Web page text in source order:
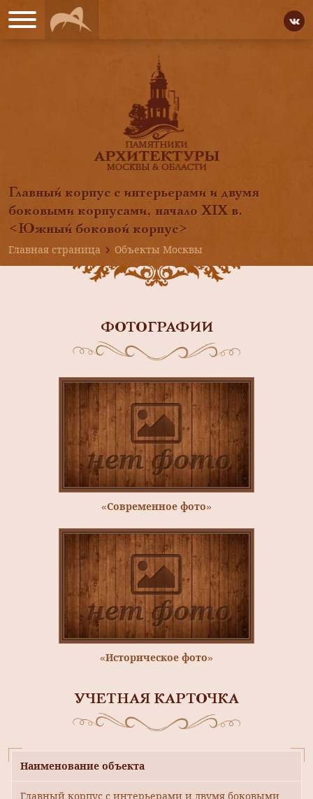
Главный корпус с интерьерами и двумя
боковыми корпусами, начало XIX в.
<Южный боковой корпус>
Главная страница
Объекты Москвы
ФОТОГРАФИИ
«Современное фото»
«Историческое фото»
УЧЕТНАЯ КАРТОЧКА
Наименование объекта
Главный корпус с интерьерами и двумя боковыми